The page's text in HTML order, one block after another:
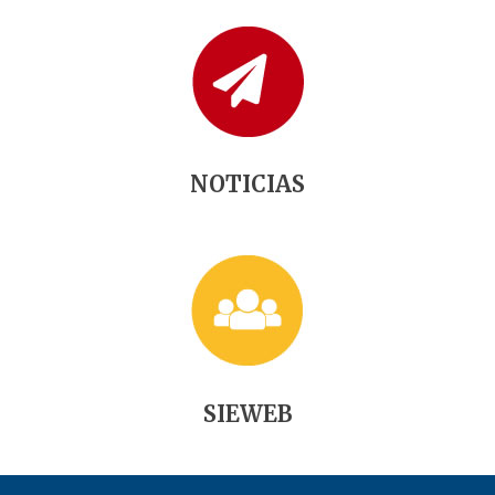
NOTICIAS
SIEWEB